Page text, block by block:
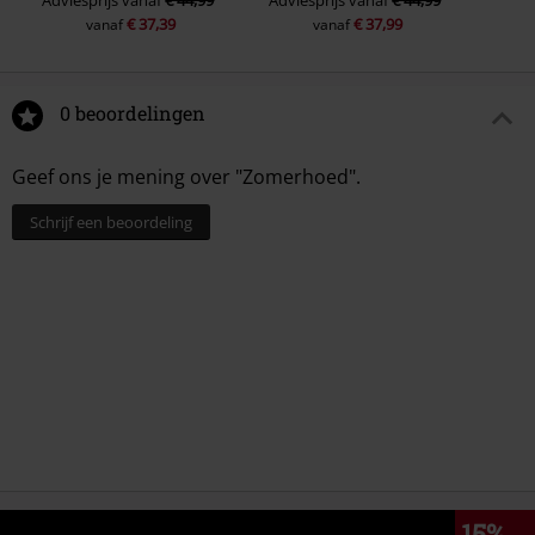
vanaf€ 37,39 vanaf€ 37,99
0 beoordelingen
Geef ons je mening over "Zomerhoed".
Schrijf een beoordeling